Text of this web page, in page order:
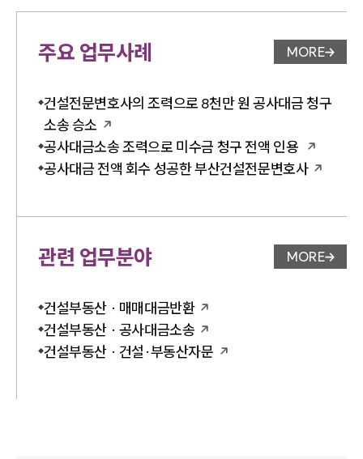
주요 업무사례 업무사례
MORE
건설전문변호사의 조력으로 8천만 원 공사대금 청구
소송 승소
공사대금소송 조력으로 미수금 청구 전액 인용
공사대금 전액 회수 성공한 부산건설전문변호사
관련 업무분야 업무분야
MORE
건설부동산 · 매매대금반환
건설부동산 · 공사대금소송
건설부동산 · 건설·부동산자문